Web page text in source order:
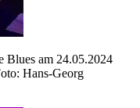
Blues am 24.05.2024
Hans-Georg